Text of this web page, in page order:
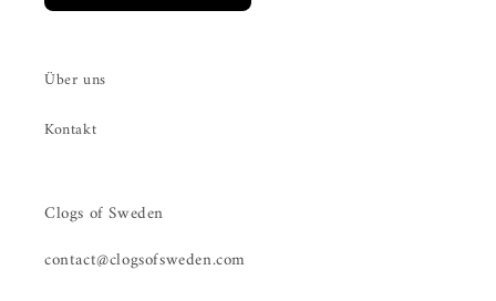
Über uns
Kontakt
Clogs of Sweden
contact@clogsofsweden.com